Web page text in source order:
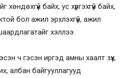
байх, ус хүргэхгүй байх,
бол ажил эрхлэхгүй, ажил
хэллээ.
ч гэсэн иргэд амны хаалт зүүх,
албан байгууллагууд